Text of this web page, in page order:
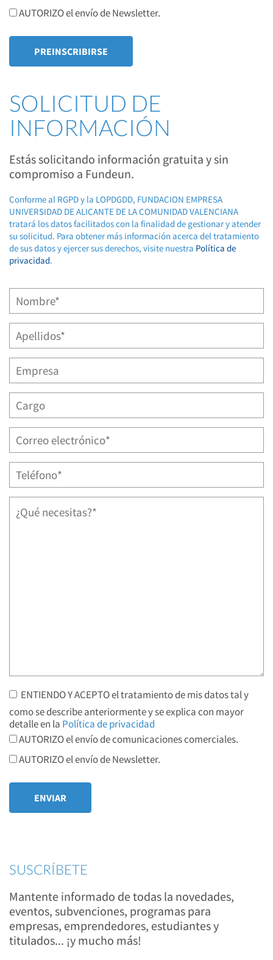
AUTORIZO el envío de Newsletter.
SOLICITUD DE
INFORMACIÓN
Estás solicitando información gratuita y sin
compromiso a Fundeun.
Conforme al RGPD y la LOPDGDD, FUNDACION EMPRESA
UNIVERSIDAD DE ALICANTE DE LA COMUNIDAD VALENCIANA
tratará los datos facilitados con la finalidad de gestionar y atender
su solicitud. Para obtener más información acerca del tratamiento
de sus datos y ejercer sus derechos, visite nuestra Política de
privacidad.
ENTIENDO Y ACEPTO el tratamiento de mis datos tal y
como se describe anteriormente y se explica con mayor
detalle en la Política de privacidad
AUTORIZO el envío de comunicaciones comerciales.
AUTORIZO el envío de Newsletter.
SUSCRÍBETE
Mantente informado de todas la novedades,
eventos, subvenciones, programas para
empresas, emprendedores, estudiantes y
titulados... ¡y mucho más!